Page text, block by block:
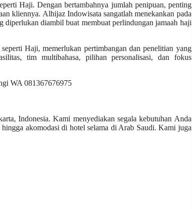
Haji. Dengan bertambahnya jumlah penipuan, penting
kliennya. Alhijaz Indowisata sangatlah menekankan pada
diperlukan diambil buat membuat perlindungan jamaah haji
Haji, memerlukan pertimbangan dan penelitian yang
tim multibahasa, pilihan personalisasi, dan fokus
Indonesia. Kami menyediakan segala kebutuhan Anda
akomodasi di hotel selama di Arab Saudi. Kami juga